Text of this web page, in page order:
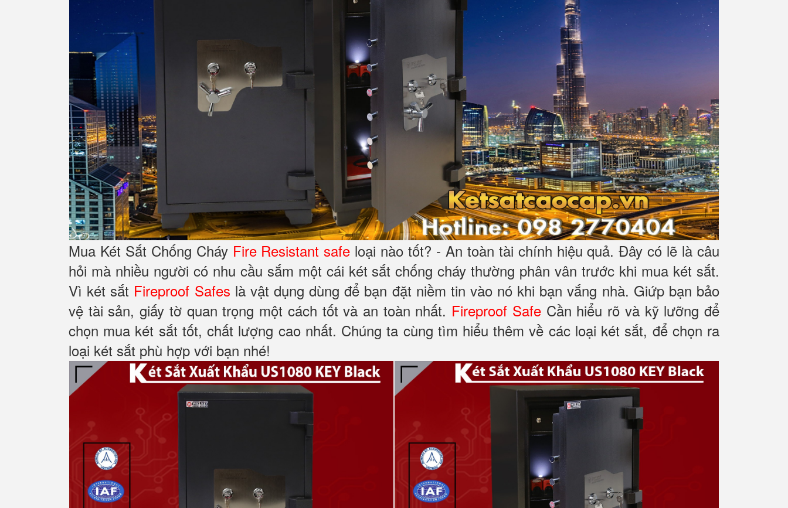
Mua Két Sắt Chống Cháy Fire Resistant safe loại nào tốt? - An toàn tài chính hiệu quả.Đây có lẽ là câu
hỏi mà nhiều người có nhu cầu sắm một cái két sắt chống cháy thường phân vân trước khi mua két sắt.
Vì két sắt Fireproof Safes là vật dụng dùng để bạn đặt niềm tin vào nó khi bạn vắng nhà. Giứp bạn bảo
vệ tài sản, giấy tờ quan trọng một cách tốt và an toàn nhất. Fireproof SafeCần hiểu rõ và kỹ lưỡng để
chọn mua két sắt tốt, chất lượng cao nhất. Chúng ta cùng tìm hiểu thêm về các loại két sắt, để chọn ra
loại két sắt phù hợp với bạn nhé!